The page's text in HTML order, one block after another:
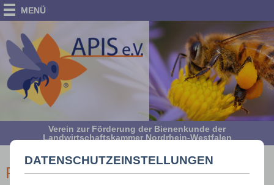
DATENSCHUTZEINSTELLUNGEN
MENÜ
Verein zur Förderung der Bienenkunde der
Landwirtschaftskammer Nordrhein-Westfalen
PRESSEMELDUNGEN 2016